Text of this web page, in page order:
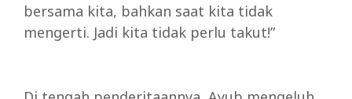
bersama kita, bahkan saat kita tidak
mengerti. Jadi kita tidak perlu takut!”